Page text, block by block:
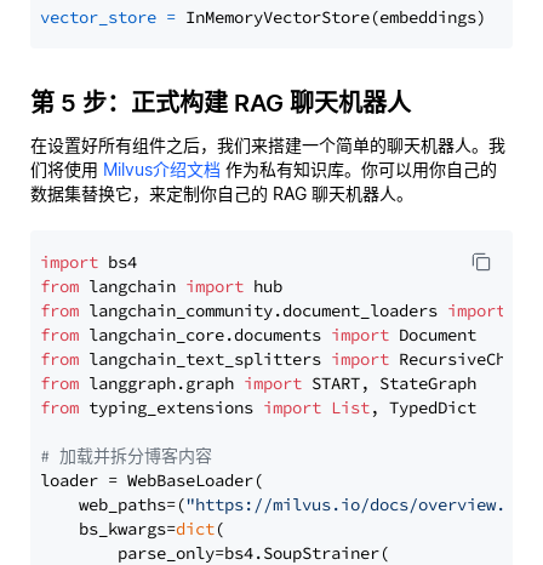
vector_store =
第 5 步：正式构建 RAG 聊天机器人
在设置好所有组件之后，我们来搭建一个简单的聊天机器人。我
们将使用 Milvus介绍文档 作为私有知识库。你可以用你自己的
数据集替换它，来定制你自己的 RAG 聊天机器人。
import
from langchain import
from langchain_community.document_loaders import
from langchain_core.documents import
from langchain_text_splitters import
from langgraph.graph import
from typing_extensions import List, TypedDict
# 加载并拆分博客内容
loader = WebBaseLoader(
    web_paths=(
"https://milvus.io/docs/overview.md"
    bs_kwargs=
dict(
        parse_only=bs4.SoupStrainer(